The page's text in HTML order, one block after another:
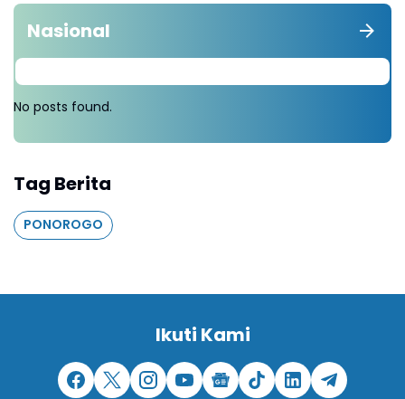
Nasional
No posts found.
Tag Berita
PONOROGO
Ikuti Kami